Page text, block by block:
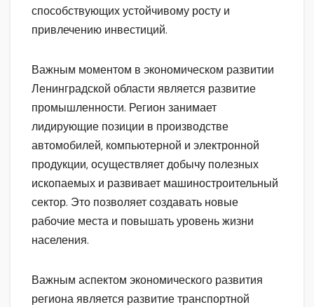
способствующих устойчивому росту и
привлечению инвестиций.
Важным моментом в экономическом развитии
Ленинградской области является развитие
промышленности. Регион занимает
лидирующие позиции в производстве
автомобилей, компьютерной и электронной
продукции, осуществляет добычу полезных
ископаемых и развивает машиностроительный
сектор. Это позволяет создавать новые
рабочие места и повышать уровень жизни
населения.
Важным аспектом экономического развития
региона является развитие транспортной